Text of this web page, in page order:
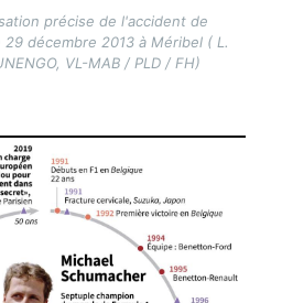
précise de l'accident de
décembre 2013 à Méribel ( L.
VL-MAB / PLD / FH)